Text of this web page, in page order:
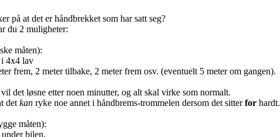
på at det er håndbrekket som har satt seg?
du 2 muligheter:
måten):
i 4x4 lav
frem, 2 meter tilbake, 2 meter frem osv. (eventuelt 5 meter om gangen).
det løsne etter noen minutter, og alt skal virke som normalt.
det kan ryke noe annet i håndbrems-trommelen dersom det sitterfor hardt.
måten):
bilen.